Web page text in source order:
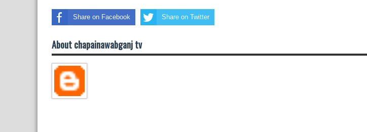
Share on Facebook Share on Twitter
About chapainawabganj tv